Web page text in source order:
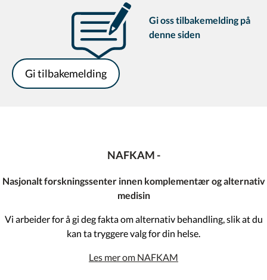
Gi oss tilbakemelding på
denne siden
Gi tilbakemelding
NAFKAM -
Nasjonalt forskningssenter innen komplementær og alternativ
medisin
Vi arbeider for å gi deg fakta om alternativ behandling, slik at du
kan ta tryggere valg for din helse.
Les mer om NAFKAM